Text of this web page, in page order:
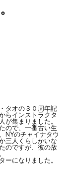
タオの３０周年記
らインストラクタ
が集まりました。
ので、一番古い生
NYのチャイナタウ
三人くらしかいな
のですが、彼の放
ーになりました。